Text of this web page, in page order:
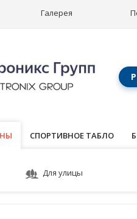
Галерея
СПОРТИВНОЕ ТАБЛО
Для улицы